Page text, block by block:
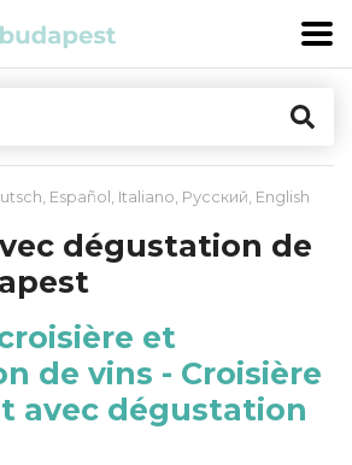
, Español , Italiano, Русский, English
dégustation de
et
de vins - Croisière
avec dégustation